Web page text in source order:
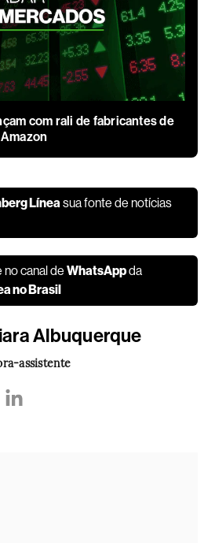
com rali de fabricantes de
Línea sua fonte de notícias
no canal deWhatsAppda
no Brasil
Albuquerque
assistente